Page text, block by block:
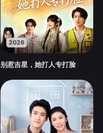
2026
别惹吉星，她打人专打脸